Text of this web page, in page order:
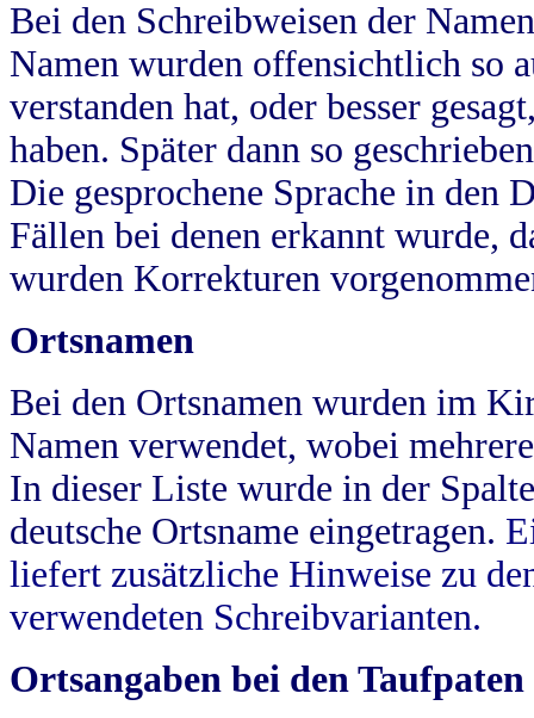
Bei den Schreibweisen der
Namen wurden offensichtlich so
verstanden hat, oder besser
haben. Später dann so
Die gesprochene Sprache in
Fällen bei denen erkannt wurde,
wurden Korrekturen
Ortsnamen
Bei den Ortsnamen wurden im
Namen verwendet, wobei
In dieser Liste wurde in der
deutsche Ortsname eingetragen.
liefert zusätzliche Hinweise zu
verwendeten Schreibvarianten.
Ortsangaben bei den Taufpaten